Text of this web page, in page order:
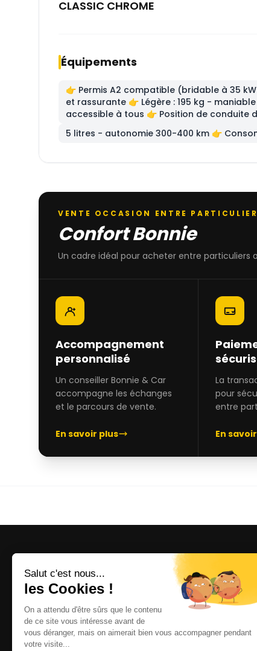
CLASSIC CHROME
Équipements
👉 Permis A2 compatible (bridable à 35
et rassurante 👉 Légère : 195 kg -
accessible à tous 👉 Position de conduite
5 litres - autonomie 300-400 km 👉
VENTE OCCASION ENTRE
Confort Bonnie
Un cadre idéal pour acheter entre particuliers
Accompagnement
personnalisé
Un conseiller Bonnie & Car
accompagne les échanges
et le parcours de vente.
En savoir plus
La
pour
entre
En
La marketplace de motos et voitures
d'occasion avec accompagnement
personnalisé et paiement sécurisé.
NOS